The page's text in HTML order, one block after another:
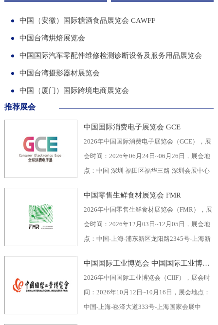
中国（安徽）国际糖酒食品展览会 CAWFF
中国台湾烘焙展览会
中国国际汽车零配件维修检测诊断设备及服务用品展览会
中国台湾摄影器材展览会
中国（厦门）国际跨境电商展览会
推荐展会
中国国际消费电子展览会 GCE
2026年中国国际消费电子展览会（GCE），展
会时间：2026年06月24日~06月26日，展会地
点：中国-深圳-福田区福华三路-深圳会展中心
深圳振华展览有限公司，举办周期：一年一
届，展会面积：40000平米，参展观众：60000
人，参展商数量及参展品牌达到400家。2026
全球消费电子展暨深圳国际消费电子展览
会“GCE”，致力于为全球消费电子生产企业、
中国零售生鲜食材展览会 FMR
2026年中国零售生鲜食材展览会（FMR），展
会时间：2026年12月03日~12月05日，展会地
点：中国-上海-浦东新区龙阳路2345号-上海新
企业协会自有品牌专业委员会，举办周期：一
年一届，展会面积：70000平米，参展观众：
30000人，参展商数量及参展品牌达到1500
家。中国零售生鲜食材展览会FMR（国际生鲜
中国国际工业博览会 中国国际工业博览会 CIIF
2026年中国国际工业博览会（CIIF），展会时
间：2026年10月12日~10月16日，展会地点：
中国-上海-崧泽大道333号-上海国家会展中